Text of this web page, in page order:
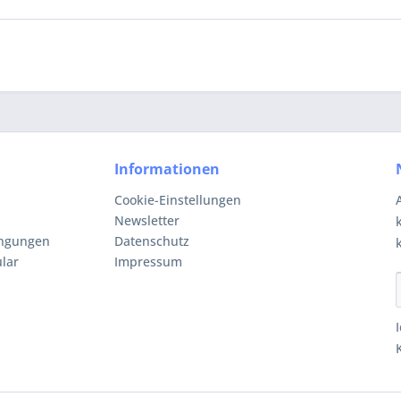
Informationen
Cookie-Einstellungen
Newsletter
Datenschutz
Impressum